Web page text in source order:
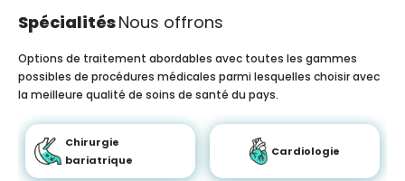
SpécialitésNous offrons
Options de traitement abordables avec toutes les gammes
possibles de procédures médicales parmi lesquelles choisir avec
la meilleure qualité de soins de santé du pays.
Chirurgie
bariatrique
Cardiologie